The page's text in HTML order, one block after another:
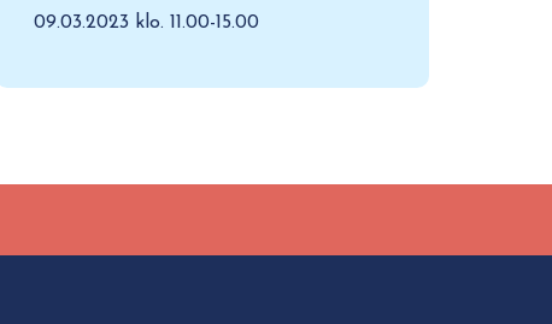
09.03.2023 klo. 11.00-15.00